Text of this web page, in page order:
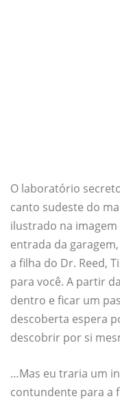
O laboratório
canto sudeste do
ilustrado na
entrada da
a filha do Dr. Reed,
para você. A partir
dentro e ficar um
descoberta espera
descobrir por si
…Mas eu traria um
contundente para a